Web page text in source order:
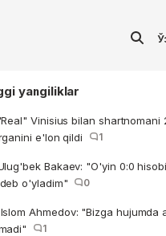
yangiliklar
Vinisius bilan shartnomani
e'lon qildi
1
Bakaev: "O'yin 0:0
o'yladim"
0
Islom Ahmedov: "Bizga hujumda
1